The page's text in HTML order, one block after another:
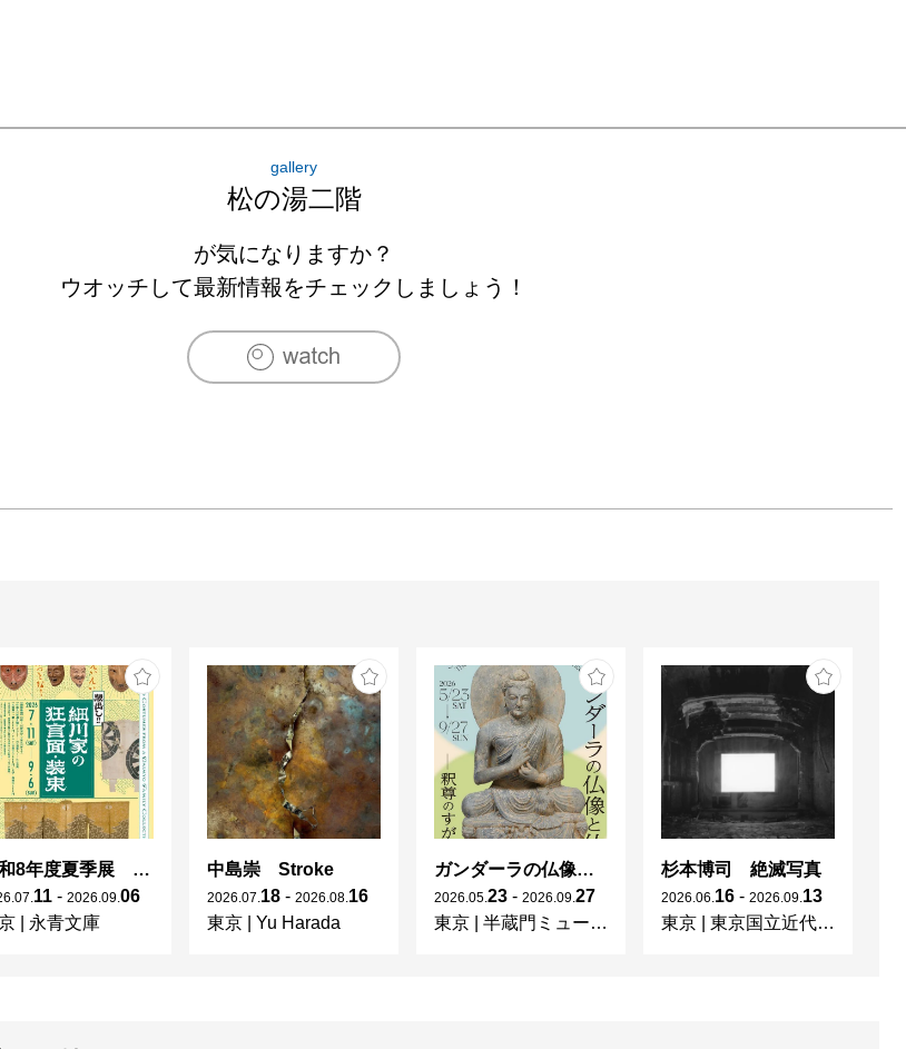
gallery
松の湯二階
が気になりますか？
ウオッチして最新情報をチェックしましょう！
令和8年度夏季展 えいえいやっとな！蔵出し！細川家の狂言面・装束
07 11 - 2026 09 06
永青文庫
中島崇 Stroke
2026 07 18 - 2026 08 16
東京
Yu Harada
ガンダーラの仏像と仏伝ー釈尊のすがたー
2026 05 23 - 2026 09 27
東京
半蔵門ミュージアム
杉本博司 絶滅写真
2026 06 16 - 2026 09 13
東京
東京国立近代美術館